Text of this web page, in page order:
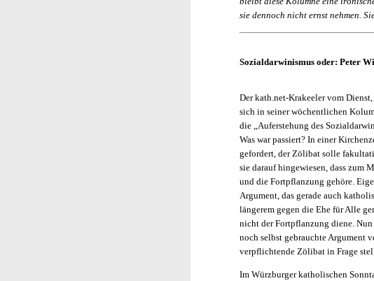
sie dennoch nicht ernst nehmen.
Sozialdarwinismus oder: Peter
Der kath.net-Krakeeler vom
sich in seiner wöchentlichen
die „Auferstehung des
Was war passiert? In einer
gefordert, der Zölibat solle
sie darauf hingewiesen, dass zum
und die Fortpflanzung gehöre.
Argument, das gerade auch
längerem gegen die Ehe für Alle
nicht der Fortpflanzung diene. Nun
noch selbst gebrauchte Argument
verpflichtende Zölibat in Frage
Im Würzburger katholischen